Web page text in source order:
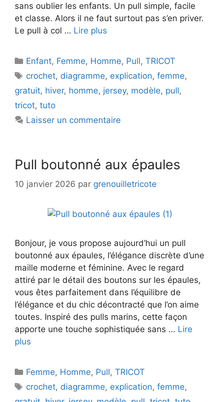
sans oublier les enfants. Un pull simple, facile
et classe. Alors il ne faut surtout pas s’en priver.
Le pull à col … Lire plus
Catégories
Enfant, Femme, Homme, Pull,TRICOT
Étiquettes
crochet, diagramme, explication,femme,
gratuit, hiver, homme, jersey, modèle, pull,
tricot, tuto
Laisser un commentaire
Pull boutonné aux épaules
10 janvier 2026 par grenouilletricote
Bonjour, je vous propose aujourd’hui un pull
boutonné aux épaules, l’élégance discrète d’une
maille moderne et féminine. Avec le regard
attiré par le détail des boutons sur les épaules,
vous êtes parfaitement dans l’équilibre de
l’élégance et du chic décontracté que l’on aime
toutes. Inspiré des pulls marins, cette façon
apporte une touche sophistiquée sans … Lire
plus
Catégories
Femme, Homme, Pull,TRICOT
Étiquettes
crochet, diagramme, explication,femme,